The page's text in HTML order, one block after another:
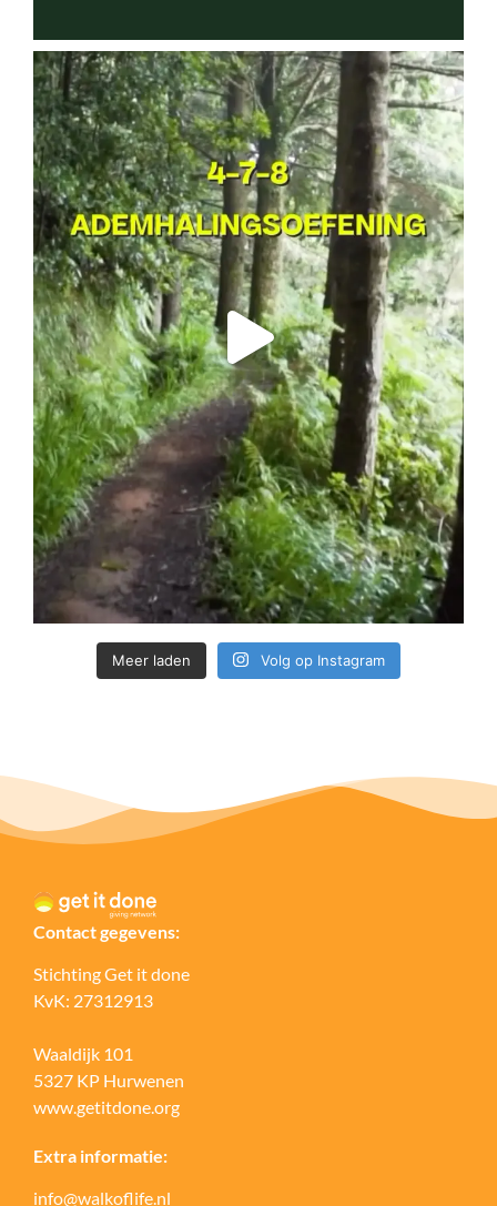
Meer laden Volg op Instagram
Contact gegevens:
Stichting Get it done
KvK: 27312913
Waaldijk 101
5327 KP Hurwenen
www.getitdone.org
Extra informatie:
info@walkoflife.nl